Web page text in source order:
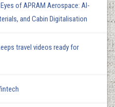
of APRAM Aerospace: AI-
and Cabin Digitalisation
travel videos ready for